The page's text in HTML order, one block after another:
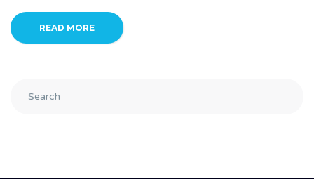
READ MORE